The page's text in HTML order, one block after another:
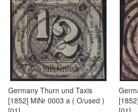
Germany Thurn und Taxis
[1852] MiNr 0003 a ( O/used )